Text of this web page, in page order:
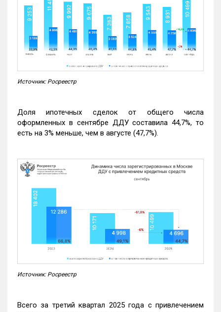
Источник: Росреестр
Доля ипотечных сделок от общего числа
оформленных в сентябре ДДУ составила 44,7%, то
есть на 3% меньше, чем в августе (47,7%).
Источник: Росреестр
Всего за третий квартал 2025 года с привлечением